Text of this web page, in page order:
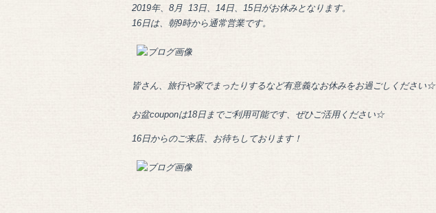
2019年、8月 13日、14日、15日がお休みとなります。
16日は、朝9時から通常営業です。
皆さん、旅行や家でまったりするなど有意義なお休みをお過ごしください☆
お盆couponは18日までご利用可能です、ぜひご活用ください☆
16日からのご来店、お待ちしております！